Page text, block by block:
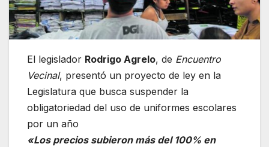
El legislador Rodrigo Agrelo, de Encuentro
Vecinal, presentó un proyecto de ley en la
Legislatura que busca suspender la
obligatoriedad del uso de uniformes escolares
por un año
«Los precios subieron más del 100% en